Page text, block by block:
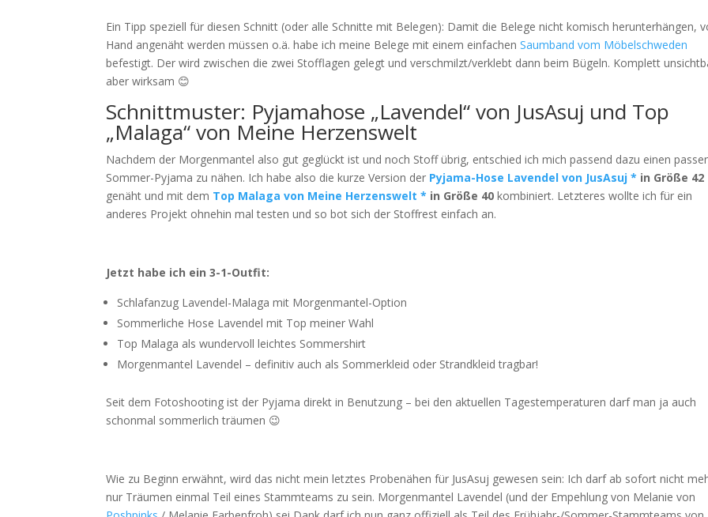
Ein Tipp speziell für diesen Schnitt (oder alle Schnitte mit Belegen): Damit die Belege nicht komisch herunterhängen,
Hand angenäht werden müssen o.ä. habe ich meine Belege mit einem einfachenSaumband vom Möbelschweden
befestigt. Der wird zwischen die zwei Stofflagen gelegt und verschmilzt/verklebt dann beim Bügeln. Komplett
aber wirksam 😊
Schnittmuster: Pyjamahose „Lavendel“ von JusAsuj und Top
„Malaga“ von Meine Herzenswelt
Nachdem der Morgenmantel also gut geglückt ist und noch Stoff übrig, entschied ich mich passend dazu einen
Sommer-Pyjama zu nähen. Ich habe also die kurze Version der Pyjama-Hose Lavendel von JusAsuj * in Größe 42
genäht und mit dem Top Malaga von Meine Herzenswelt * in Größe 40 kombiniert. Letzteres wollte ich für ein
anderes Projekt ohnehin mal testen und so bot sich der Stoffrest einfach an.
Jetzt habe ich ein 3-1-Outfit:
Schlafanzug Lavendel-Malaga mit Morgenmantel-Option
Sommerliche Hose Lavendel mit Top meiner Wahl
Top Malaga als wundervoll leichtes Sommershirt
Morgenmantel Lavendel – definitiv auch als Sommerkleid oder Strandkleid tragbar!
Seit dem Fotoshooting ist der Pyjama direkt in Benutzung – bei den aktuellen Tagestemperaturen darf man ja auch
schonmal sommerlich träumen 😉
Wie zu Beginn erwähnt, wird das nicht mein letztes Probenähen für JusAsuj gewesen sein: Ich darf ab sofort nicht
nur Träumen einmal Teil eines Stammteams zu sein. Morgenmantel Lavendel (und der Empehlung von Melanie von